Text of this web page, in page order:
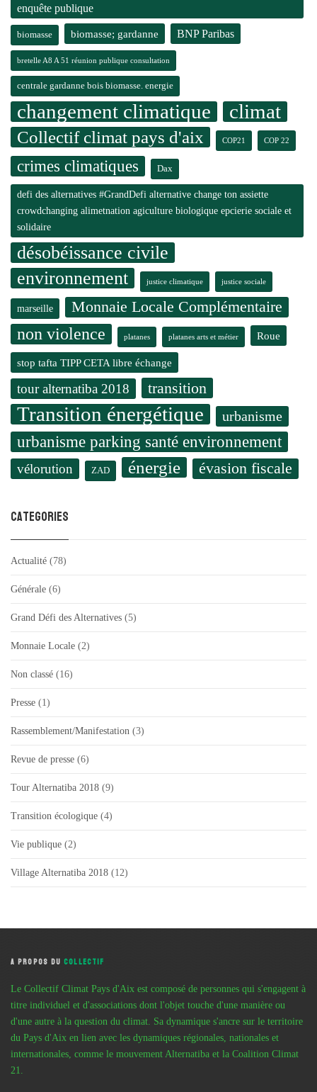
enquête publique
biomasse biomasse; gardanne BNP Paribas
bretelle A8 A 51 réunion publique consultation
centrale gardanne bois biomasse. energie
changement climatique climat
Collectif climat pays d'aix COP21 COP 22
crimes climatiques Dax
defi des alternatives #GrandDefi alternative change ton assiette
crowdchanging alimetnation agiculture biologique epcierie sociale et
solidaire
désobéissance civile
environnement
justice climatique justice sociale
marseille Monnaie Locale Complémentaire
non violence platanes platanes arts et métier Roue
stop tafta TIPP CETA libre échange
tour alternatiba 2018 transition
Transition énergétique urbanisme
urbanisme parking santé environnement
vélorution ZAD énergie évasion fiscale
Categories
Actualité (78)
Générale (6)
Grand Défi des Alternatives (5)
Monnaie Locale (2)
Non classé (16)
Presse (1)
Rassemblement/Manifestation (3)
Revue de presse (6)
Tour Alternatiba 2018 (9)
Transition écologique (4)
Vie publique (2)
Village Alternatiba 2018 (12)
A PROPOS DUCOLLECTIF
Le Collectif Climat Pays d'Aix est composé de personnes qui s'engagent à
titre individuel et d'associations dont l'objet touche d'une manière ou
d'une autre à la question du climat. Sa dynamique s'ancre sur le territoire
du Pays d'Aix en lien avec les dynamiques régionales, nationales et
internationales, comme le mouvement Alternatiba et la Coalition Climat
21.